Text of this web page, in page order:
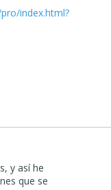
index.html?
y así he
que se